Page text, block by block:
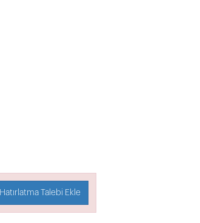
Hatırlatma Talebi Ekle